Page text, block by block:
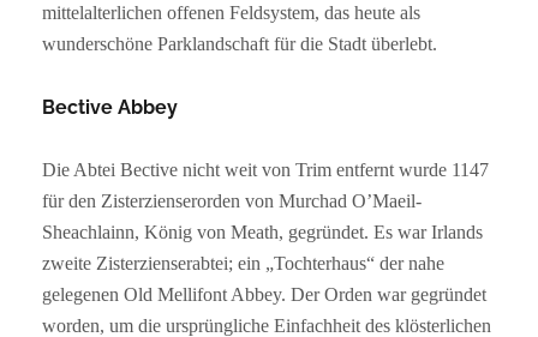
mittelalterlichen offenen Feldsystem, das heute als
wunderschöne Parklandschaft für die Stadt überlebt.
Bective Abbey
Die Abtei Bective nicht weit von Trim entfernt wurde 1147
für den Zisterzienserorden von Murchad O’Maeil-
Sheachlainn, König von Meath, gegründet. Es war Irlands
zweite Zisterzienserabtei; ein „Tochterhaus“ der nahe
gelegenen Old Mellifont Abbey. Der Orden war gegründet
worden, um die ursprüngliche Einfachheit des klösterlichen